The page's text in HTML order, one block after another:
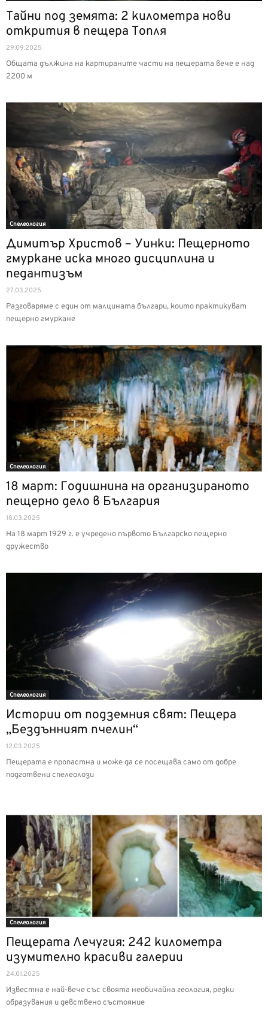
Тайни под земята: 2 километра нови
открития в пещера Топля
29.09.2025
Общата дължина на картираните части на пещерата вече е над
2200 м
Спелеология
Димитър Христов – Уинки: Пещерното
гмуркане иска много дисциплина и
педантизъм
27.03.2025
Разговаряме с един от малцината българи, които практикуват
пещерно гмуркане
Спелеология
18 март: Годишнина на организираното
пещерно дело в България
18.03.2025
На 18 март 1929 г. е учредено първото Българско пещерно
дружество
Спелеология
Истории от подземния свят: Пещера
„Бездънният пчелин“
12.03.2025
Пещерата е пропастна и може да се посещава само от добре
подготвени спелеолози
Спелеология
Пещерата Лечугия: 242 километра
изумително красиви галерии
24.01.2025
Известна е най-вече със своята необичайна геология, редки
образувания и девствено състояние